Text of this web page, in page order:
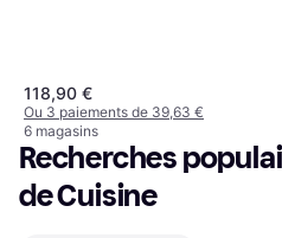
Blanc
118,90 €
Ou 3 paiements de 39,63 €
6 magasins
Recherches
de Cuisine